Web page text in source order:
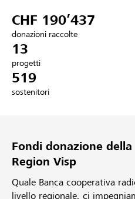
Collegarsi
Registrazione
CHF 190’437
donazioni raccolte
13
progetti
519
sostenitori
Fondi donazione
Region Visp
Quale Banca cooperativa
livello regionale, ci